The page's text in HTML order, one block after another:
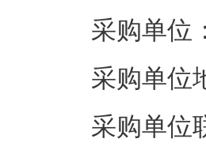
采购单位
采购单位
采购单位